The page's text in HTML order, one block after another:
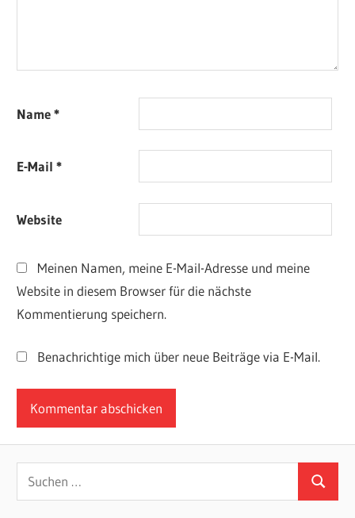
Name*
E-Mail*
Website
Meinen Namen, meine E-Mail-Adresse und meine
Website in diesem Browser für die nächste
Kommentierung speichern.
Benachrichtige mich über neue Beiträge via E-Mail.